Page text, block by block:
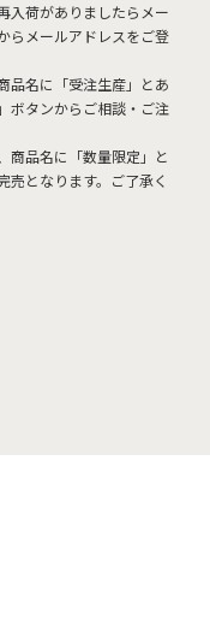
入荷がありましたらメー
らメールアドレスをご登
品名に「受注生産」とあ
ボタンからご相談・ご注
商品名に「数量限定」と
売となります。ご了承く